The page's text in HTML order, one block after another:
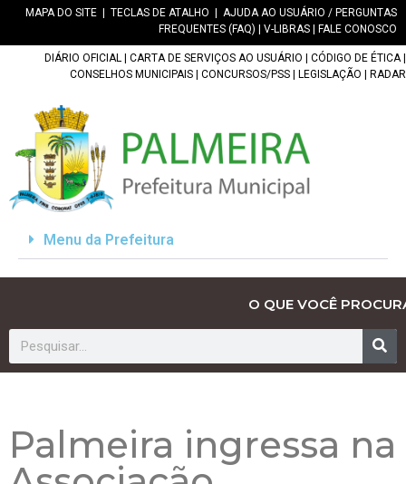
MAPA DO SITE TECLAS DE ATALHO
AJUDA AO USUÁRIO / PERGUNTAS
FREQUENTES (FAQ)
V-LIBRAS FALE CONOSCO
DIÁRIO OFICIAL CARTA DE SERVIÇOS AO USUÁRIO CÓDIGO DE ÉTICA|
CONSELHOS MUNICIPAIS
CONCURSOS/PSS LEGISLAÇÃO RADAR
Menu da Prefeitura
O QUE VOCÊ
Palmeira ingressa na